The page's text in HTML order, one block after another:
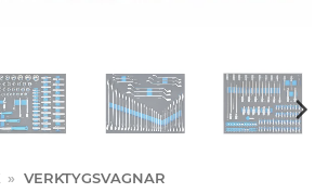
» VERKTYGSVAGNAR